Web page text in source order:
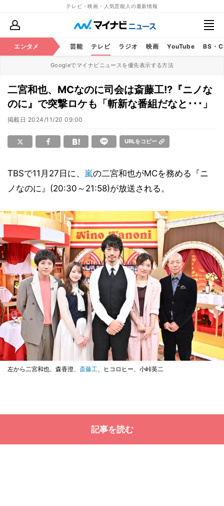
テレビ・映画・人気芸能人の最新情報
エンタメ 芸能 テレビ ラジオ 映画 YouTube BS・
Googleでマイナビニュースを優先表示する方法
二宮和也、MCなのに司会は斎藤工!?『ニノな
のに』で突撃ロケも「斬新な番組だなと･･･」
掲載日 2024/11/20 09:00
URLをコピー
TBSで11月27日に、 嵐の二宮和也がMCを務める『ニ
ノなのに』(20:30～21:58)が放送される。
左から二宮和也、森香澄、 斎藤工 、ヒコロヒー、小峠英二
記事を読む